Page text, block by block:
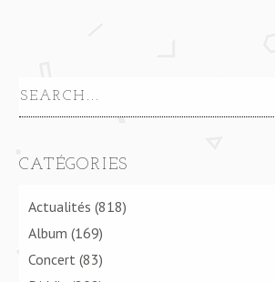
CATÉGORIES
Actualités (818)
Album (169)
Concert (83)